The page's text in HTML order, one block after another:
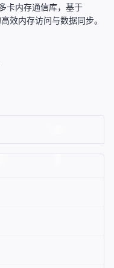
卡内存通信库，基于
效内存访问与数据同步。